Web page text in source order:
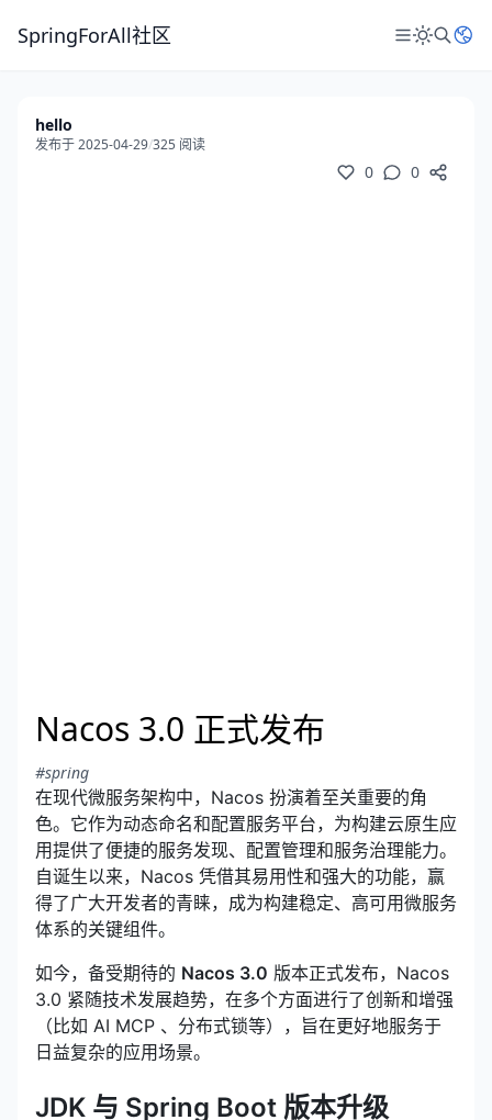
SpringForAll社区
hello
发布于 2025-04-29/325 阅读
0 0
Nacos 3.0 正式发布
#spring
在现代微服务架构中，Nacos 扮演着至关重要的角
色。它作为动态命名和配置服务平台，为构建云原生应
用提供了便捷的服务发现、配置管理和服务治理能力。
自诞生以来，Nacos 凭借其易用性和强大的功能，赢
得了广大开发者的青睐，成为构建稳定、高可用微服务
体系的关键组件。
如今，备受期待的 Nacos 3.0 版本正式发布，Nacos
3.0 紧随技术发展趋势，在多个方面进行了创新和增强
（比如 AI MCP 、分布式锁等），旨在更好地服务于
日益复杂的应用场景。
JDK 与 Spring Boot 版本升级